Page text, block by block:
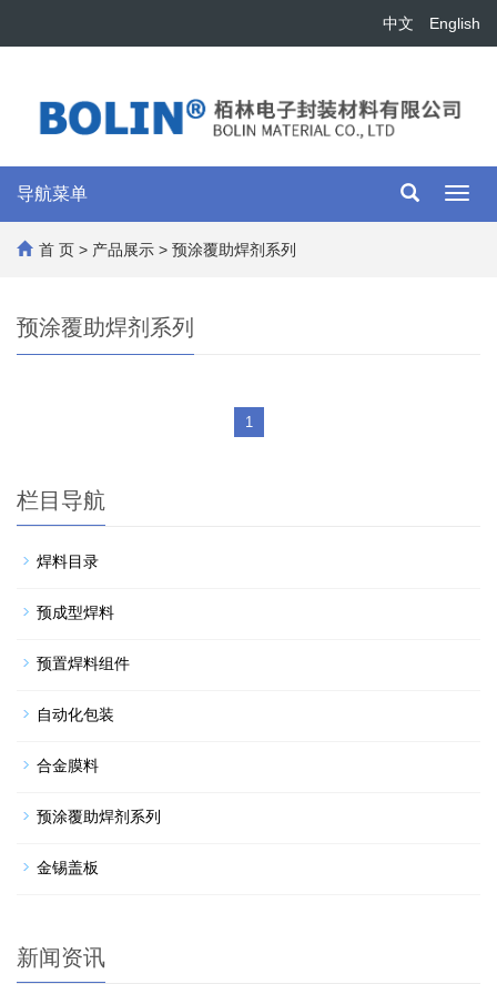
English
中文
导航菜单
首 页 > 产品展示 > 预涂覆助焊剂系列
预涂覆助焊剂系列
1
栏目导航
焊料目录
预成型焊料
预置焊料组件
自动化包装
合金膜料
预涂覆助焊剂系列
金锡盖板
新闻资讯